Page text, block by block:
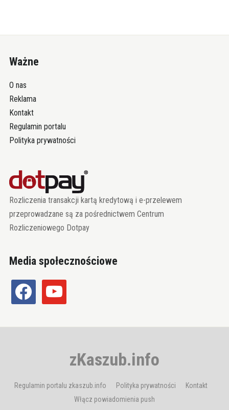
Ważne
O nas
Reklama
Kontakt
Regulamin portalu
Polityka prywatności
Rozliczenia transakcji kartą kredytową i e-przelewem
przeprowadzane są za pośrednictwem Centrum
Rozliczeniowego Dotpay
Media społecznościowe
facebook youtube
zKaszub.info
Regulamin portalu zkaszub.info Polityka prywatności
Kontakt
Włącz powiadomienia push